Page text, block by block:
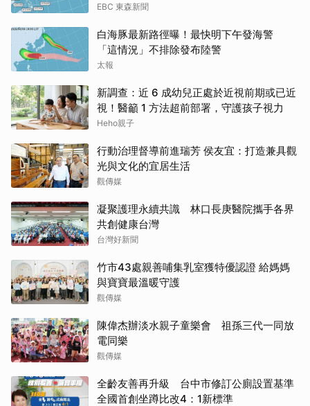
EBC 東森新聞
白海豚最新路徑曝！最快明下午發海警
「這情況」不排除發布陸警
太報
新調查：近 6 成幼兒正處於近視前期或已近
視！醫籲 1 方法超前部署，守護孩子視力
Heho親子
行動治理督導前進瑞芳 侯友宜：打造兼具觀
光與文化的宜居生活
觀傳媒
凝聚護理永續共識 林口長庚醫院攜手各界
共創健康台灣
台灣好新聞
竹市43處親善哺集乳室獲特優認證 給媽媽
與寶寶最溫暖守護
觀傳媒
陳偉杰辦淡水親子童樂會 祖孫三代一同放
電同樂
觀傳媒
全齡友善再升級 台中市修訂公廁設置基準
全國首創坐蹲比改4：1新標準